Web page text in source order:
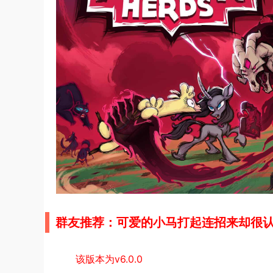
群友推荐：可爱的小马打起连招来却很
该版本为v6.0.0